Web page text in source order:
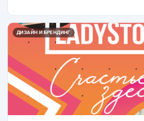
ДИЗАЙН И БРЕНДИНГ